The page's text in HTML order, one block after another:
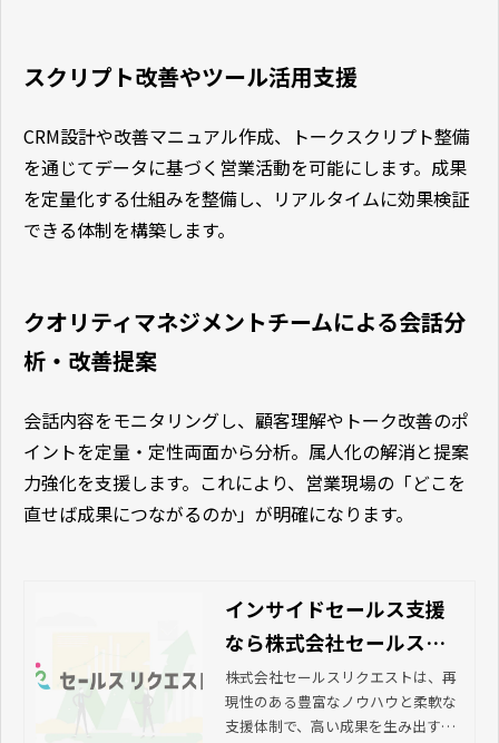
スクリプト改善やツール活用支援
CRM設計や改善マニュアル作成、トークスクリプト整備
を通じてデータに基づく営業活動を可能にします。成果
を定量化する仕組みを整備し、リアルタイムに効果検証
できる体制を構築します。
クオリティマネジメントチームによる会話分
析・改善提案
会話内容をモニタリングし、顧客理解やトーク改善のポ
イントを定量・定性両面から分析。属人化の解消と提案
力強化を支援します。これにより、営業現場の「どこを
直せば成果につながるのか」が明確になります。
インサイドセールス支援
なら株式会社セールスリ
クエスト
株式会社セールスリクエストは、再
現性のある豊富なノウハウと柔軟な
支援体制で、高い成果を生み出す仕